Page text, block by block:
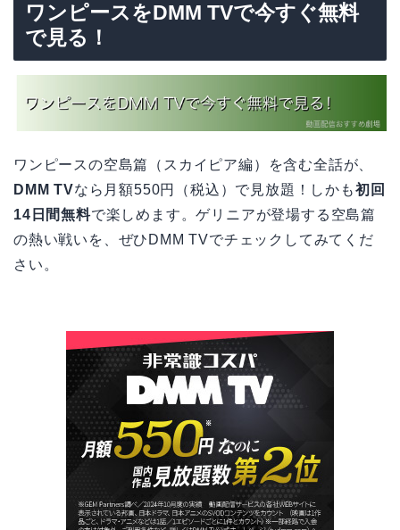
ワンピースをDMM TVで今すぐ無料
で見る！
ワンピースの空島篇（スカイピア編）を含む全話が、
DMM TVなら月額550円（税込）で見放題！しかも初回
14日間無料で楽しめます。ゲリニアが登場する空島篇
の熱い戦いを、ぜひDMM TVでチェックしてみてくだ
さい。